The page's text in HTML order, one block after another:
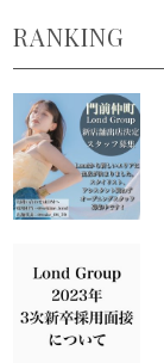
RANKING